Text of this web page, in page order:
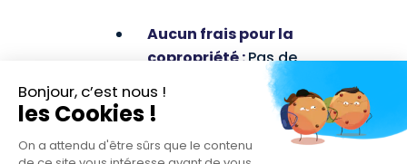
Aucun frais pour la
copropriété :Pas de
copropriétaires non-
utilisateurs.